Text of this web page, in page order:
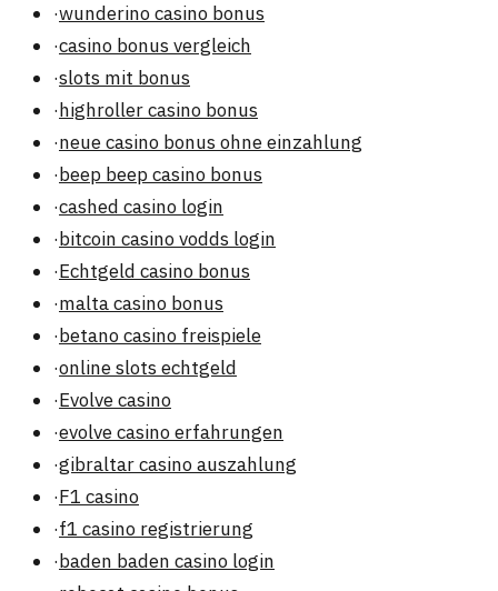
·wunderino casino bonus
·casino bonus vergleich
·slots mit bonus
·highroller casino bonus
·neue casino bonus ohne einzahlung
·beep beep casino bonus
·cashed casino login
·bitcoin casino vodds login
·Echtgeld casino bonus
·malta casino bonus
·betano casino freispiele
·online slots echtgeld
·Evolve casino
·evolve casino erfahrungen
·gibraltar casino auszahlung
·F1 casino
·f1 casino registrierung
·baden baden casino login